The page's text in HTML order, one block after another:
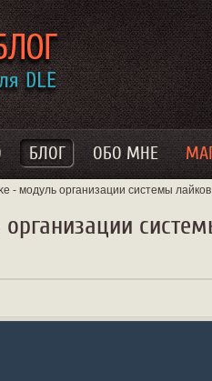
БЛОГ ОБО МНЕ
- модуль организации системы